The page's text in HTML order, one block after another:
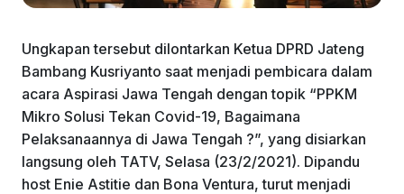
Ungkapan tersebut dilontarkan Ketua DPRD Jateng
Bambang Kusriyanto saat menjadi pembicara dalam
acara Aspirasi Jawa Tengah dengan topik “PPKM
Mikro Solusi Tekan Covid-19, Bagaimana
Pelaksanaannya di Jawa Tengah ?”, yang disiarkan
langsung oleh TATV, Selasa (23/2/2021). Dipandu
host Enie Astitie dan Bona Ventura, turut menjadi